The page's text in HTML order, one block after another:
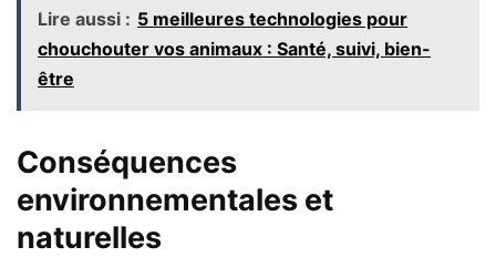
Lire aussi : 5 meilleures technologies pour
chouchouter vos animaux : Santé, suivi, bien-
être
Conséquences
environnementales et
naturelles